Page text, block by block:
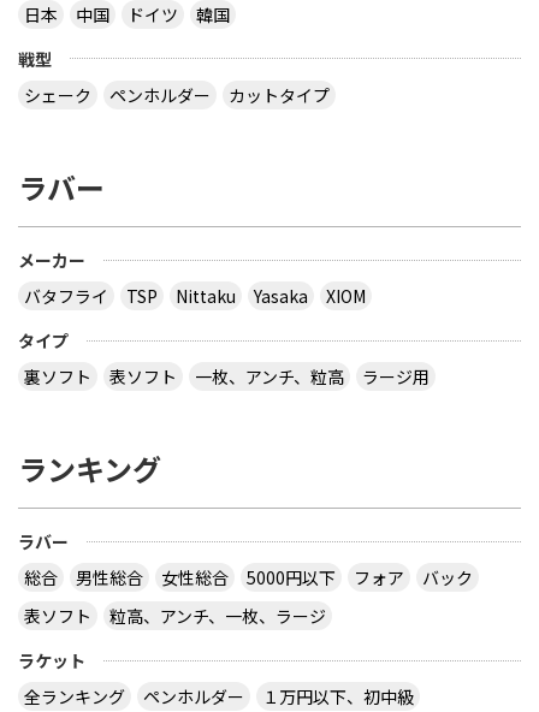
日本
中国 ドイツ
韓国
戦型
シェーク
ペンホルダー カットタイプ
ラバー
メーカー
バタフライ
TSP Nittaku Yasaka
XIOM
タイプ
裏ソフト
表ソフト 一枚、アンチ、粒高 ラージ用
ランキング
ラバー
総合
男性総合 女性総合 5000円以下 フォア
バック
表ソフト
粒高、アンチ、一枚、ラージ
ラケット
全ランキング
ペンホルダー
１万円以下、初中級